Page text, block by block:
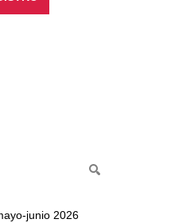
junio 2026